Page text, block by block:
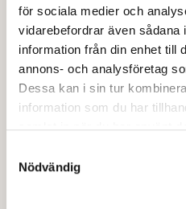
för sociala medier och
vidarebefordrar även sådana
information från din enhet till
annons- och analysföretag
Dessa kan i sin tur
information som du har
samlat in när du har använt
Nödvändig
Hestra
Hestra Gunnar går att göra
Läs